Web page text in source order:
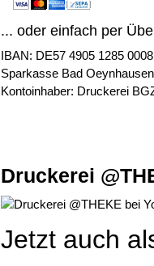
... oder einfach per
IBAN: DE57 4905 1285
Sparkasse Bad
Kontoinhaber: Druckerei
Druckerei
Jetzt auch